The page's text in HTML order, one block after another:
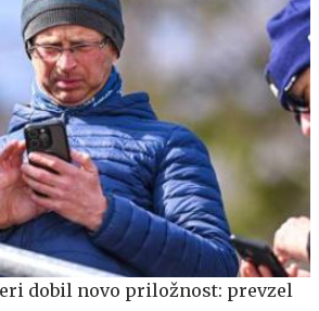
dobil novo priložnost: prevzel